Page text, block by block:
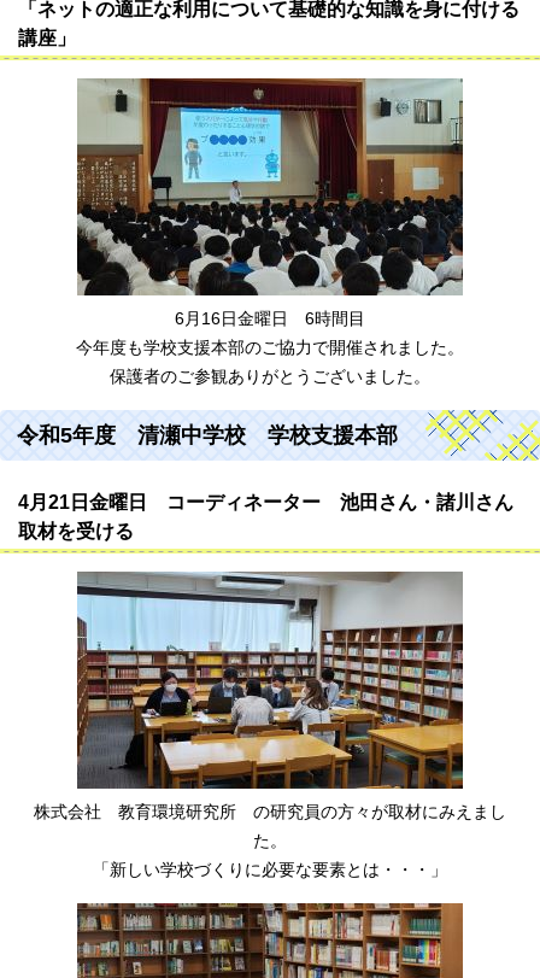
「ネットの適正な利用について基礎的な知識を身に付ける
講座」
6月16日金曜日 6時間目
今年度も学校支援本部のご協力で開催されました。
保護者のご参観ありがとうございました。
令和5年度 清瀬中学校 学校支援本部
4月21日金曜日 コーディネーター 池田さん・諸川さん
取材を受ける
株式会社 教育環境研究所 の研究員の方々が取材にみえまし
た。
「新しい学校づくりに必要な要素とは・・・」